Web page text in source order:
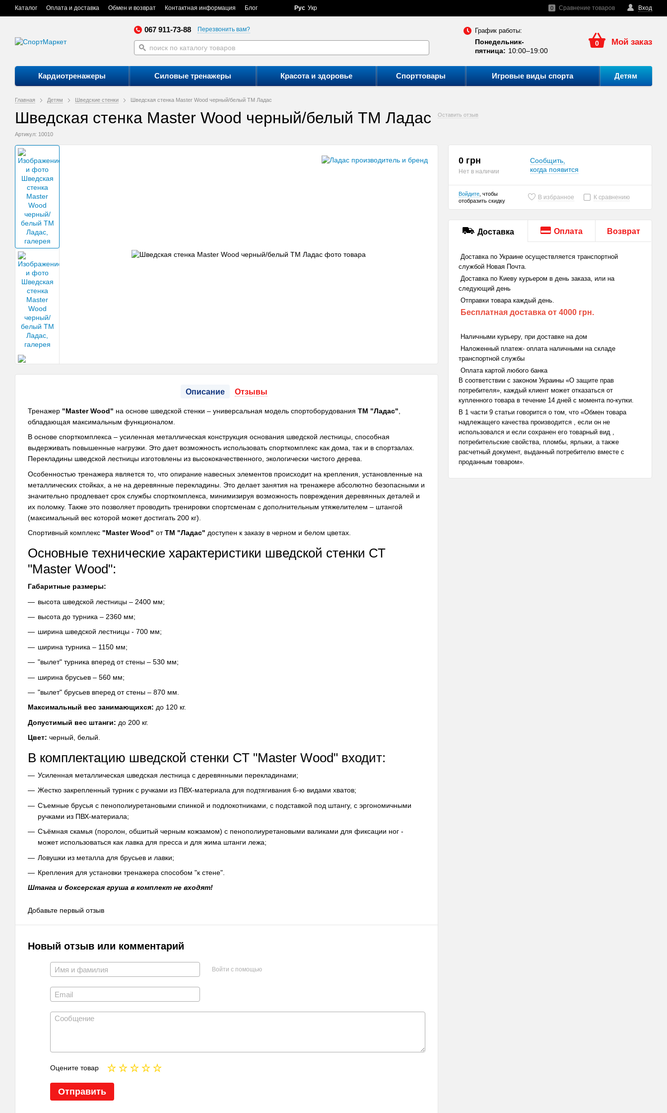
Каталог Оплата и доставка Обмен и возврат Контактная информация Блог Вход
0 Сравнение товаров
Рус Укр
067 911-73-88 Перезвонить вам? График работы:
Понедельник-
пятница: 10:00–19:00
0 Мой заказ
Кардиотренажеры Силовые тренажеры Красота и здоровье Спорттовары Игровые виды спорта Детям
Главная Детям Шведские стенки Шведская стенка Master Wood черный/белый ТМ Ладас
Шведская стенка Master Wood черный/белый ТМ Ладас Оставить отзыв
Артикул: 10010
Описание Отзывы
Тренажер "Master Wood" на основе шведской стенки – универсальная модель спортоборудования ТМ "Ладас"
обладающая максимальным функционалом.
В основе спорткомплекса – усиленная металлическая конструкция основания шведской лестницы, способная
выдерживать повышенные нагрузки. Это дает возможность использовать спорткомплекс как дома, так и в спортзалах.
Перекладины шведской лестницы изготовлены из высококачественного, экологически чистого дерева.
Особенностью тренажера является то, что опирание навесных элементов происходит на крепления, установленные на
металлических стойках, а не на деревянные перекладины. Это делает занятия на тренажере абсолютно безопасными и
значительно продлевает срок службы спорткомплекса, минимизируя возможность повреждения деревянных деталей и
их поломку. Также это позволяет проводить тренировки спортсменам с дополнительным утяжелителем – штангой
(максимальный вес которой может достигать 200 кг).
Спортивный комплекс "Master Wood" отТМ "Ладас" доступен к заказу в черном и белом цветах.
Основные технические характеристики шведской стенки СТ
"Master Wood":
Габаритные размеры:
высота шведской лестницы – 2400 мм;
высота до турника – 2360 мм;
ширина шведской лестницы - 700 мм;
ширина турника – 1150 мм;
"вылет" турника вперед от стены – 530 мм;
ширина брусьев – 560 мм;
"вылет" брусьев вперед от стены – 870 мм.
Максимальный вес занимающихся: до 120 кг.
Допустимый вес штанги: до 200 кг.
Цвет: черный, белый.
В комплектацию шведской стенки СТ "Master Wood" входит:
Усиленная металлическая шведская лестница с деревянными перекладинами;
Жестко закрепленный турник с ручками из ПВХ-материала для подтягивания 6-ю видами хватов;
Съемные брусья с пенополиуретановыми спинкой и подлокотниками, с подставкой под штангу, с эргономичными
ручками из ПВХ-материала;
Съёмная скамья (поролон, обшитый черным кожзамом) с пенополиуретановыми валиками для фиксации ног -
может использоваться как лавка для пресса и для жима штанги лежа;
Ловушки из металла для брусьев и лавки;
Крепления для установки тренажера способом "к стене".
Штанга и боксерская груша в комплект не входят!
Добавьте первый отзыв
Новый отзыв или комментарий
Войти с помощью
Оцените товар
Отправить
0 грн
Нет в наличии
Сообщить,
когда появится
Войдите , чтобы
отобразить скидку
В избранное К сравнению
Доставка Оплата Возврат
Доставка по Украине осуществляется транспортной
службой Новая Почта.
Доставка по Киеву курьером в день заказа, или на
следующий день
Отправки товара каждый день.
Бесплатная доставка от 4000 грн.
Наличными курьеру, при доставке на дом
Наложенный платеж- оплата наличными на складе
транспортной службы
Оплата картой любого банка
В соответствии с законом Украины «О защите прав
потребителя», каждый клиент может отказаться от
купленного товара в течение 14 дней с момента по-купки.
В 1 части 9 статьи говорится о том, что «Обмен товара
надлежащего качества производится , если он не
использовался и если сохранен его товарный вид ,
потребительские свойства, пломбы, ярлыки, а также
расчетный документ, выданный потребителю вместе с
проданным товаром».